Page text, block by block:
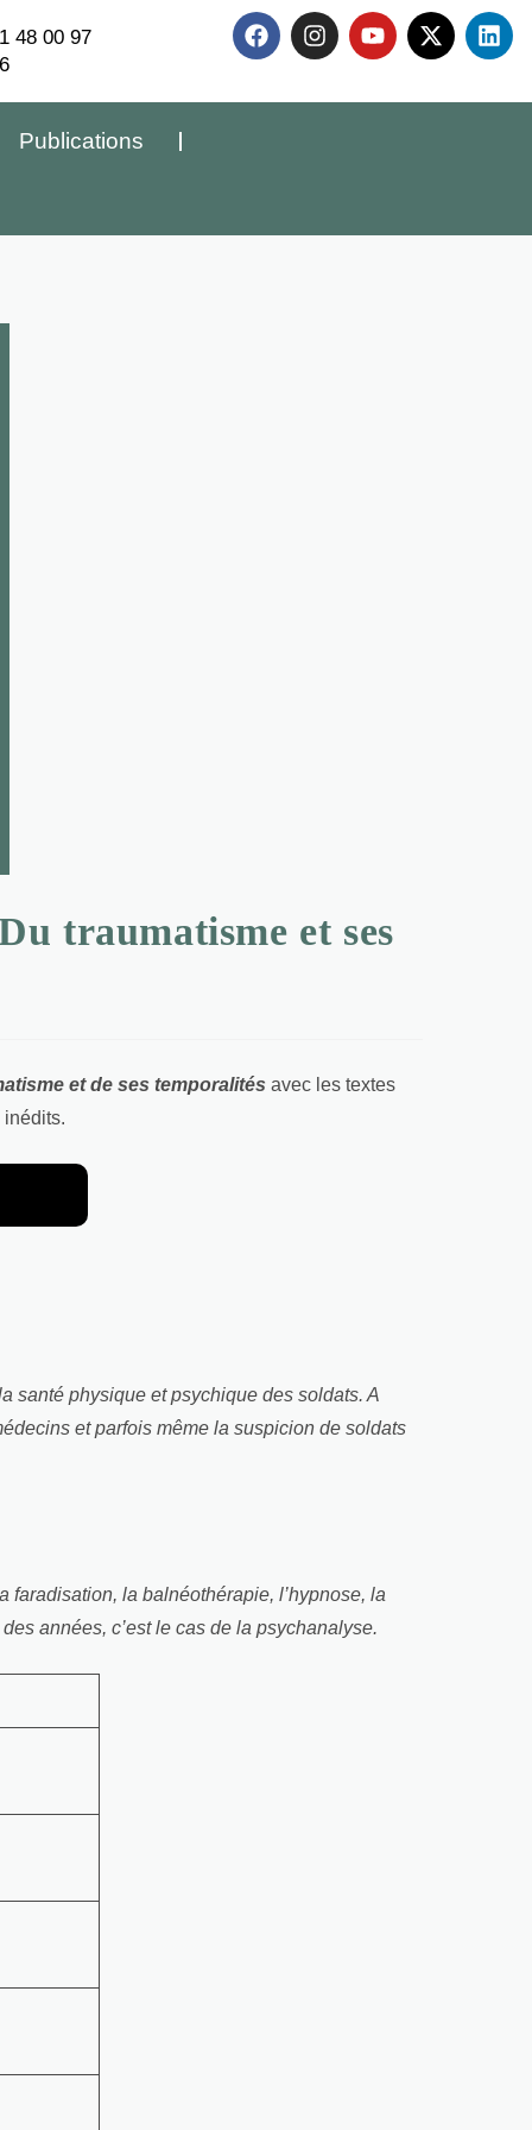
48 00 97
Publications
traumatisme et ses
et de ses temporalités avec les textes
santé physique et psychique des soldats. A
et parfois même la suspicion de soldats
faradisation, la balnéothérapie, l’hypnose, la
années, c’est le cas de la psychanalyse.